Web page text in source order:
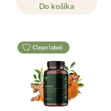
Do košíka
clean label